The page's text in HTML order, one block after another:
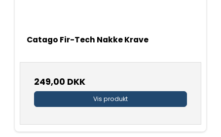
Catago Fir-Tech Nakke Krave
249,00 DKK
Vis produkt